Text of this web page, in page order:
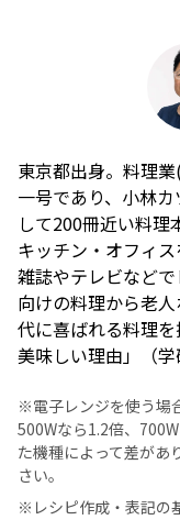
東京都出身。料理
一号であり、小林
して200冊近い料
キッチン・オフィス
雑誌やテレビなど
向けの料理から老
代に喜ばれる料理
美味しい理由」（学
※電子レンジを使う場
500Wなら1.2倍、
た機種によって差があ
さい。
※レシピ作成・表記の